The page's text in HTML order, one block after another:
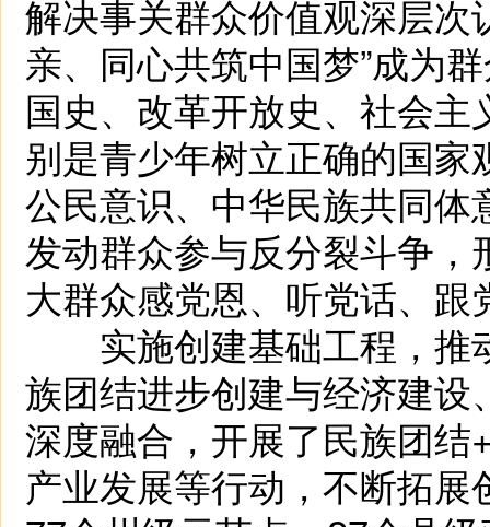
解决事关群众价值观深层次
亲、同心共筑中国梦”成为
国史、改革开放史、社会
别是青少年树立正确的国
公民意识、中华民族共同
发动群众参与反分裂斗争
大群众感党恩、听党话、
实施创建基础工程，推
族团结进步创建与经济建
深度融合，开展了民族团
产业发展等行动，不断拓